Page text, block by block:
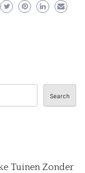
Search
Tuinen Zonder